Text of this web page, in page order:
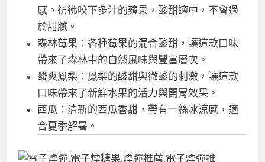
感。彷彿咬下多汁的蘋果，酸甜適中，不會過
於甜膩。
森林莓果：各種莓果的混合酸甜，讓這款口味
帶來了森林中的自然風味與豐富層次。
酸爽鳳梨：鳳梨的酸甜與微酸的刺激，讓這款
口味帶來了新鮮水果的活力與開胃效果。
西瓜：清新的西瓜香甜，帶有一絲冰涼感，適
合夏季解暑。